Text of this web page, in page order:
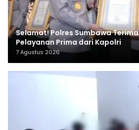
Selamat! Polres Sumbawa
Pelayanan Prima dari Kapolri
7 Agustus 2026